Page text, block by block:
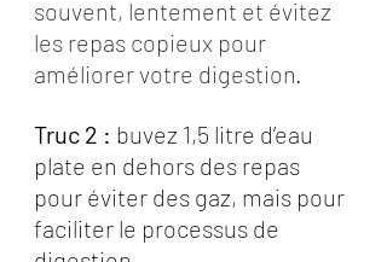
souvent, lentement et évitez
les repas copieux pour
améliorer votre digestion.
Truc 2 : buvez 1,5 litre d’eau
plate en dehors des repas
pour éviter des gaz, mais pour
faciliter le processus de